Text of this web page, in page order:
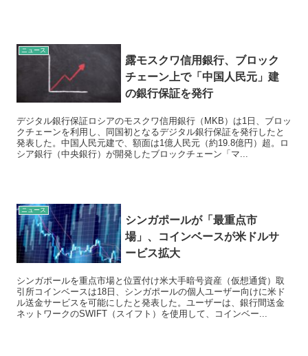
ニュース
露モスクワ信用銀行、ブロック
チェーン上で「中国人民元」建
の銀行保証を発行
デジタル銀行保証ロシアのモスクワ信用銀行（MKB）は1日、ブロッ
クチェーンを利用し、同国初となるデジタル銀行保証を発行したと
発表した。中国人民元建で、額面は1億人民元（約19.8億円）超。ロ
シア銀行（中央銀行）が開発したブロックチェーン「マ...
ニュース
シンガポールが「最重点市
場」、コインベースが米ドルサ
ービス拡大
シンガポールを重点市場と位置付け米大手暗号資産（仮想通貨）取
引所コインベースは18日、シンガポールの個人ユーザー向けに米ド
ル送金サービスを可能にしたと発表した。ユーザーは、銀行間送金
ネットワークのSWIFT（スイフト）を使用して、コインベー...